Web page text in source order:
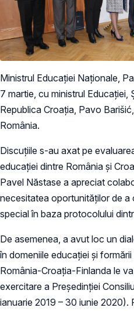
Ministrul Educației Naționale,
7 martie, cu ministrul Educației,
Republica Croația, Pavo
România.
Discuțiile s-au axat pe
educației dintre România și
Pavel Năstase a apreciat
necesitatea oportunităților de
special în baza protocolului
De asemenea, a avut loc un
în domeniile educației și
România-Croația-Finlanda le
exercitare a Președinției
ianuarie 2019 – 30 iunie